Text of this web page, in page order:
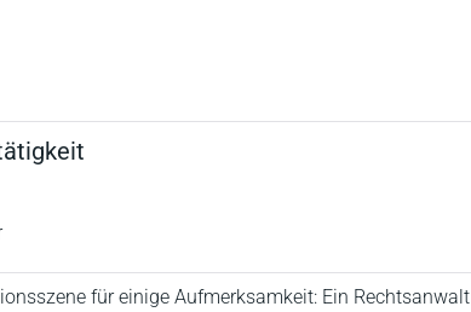
für einige Aufmerksamkeit: Ein Rechtsanwalt